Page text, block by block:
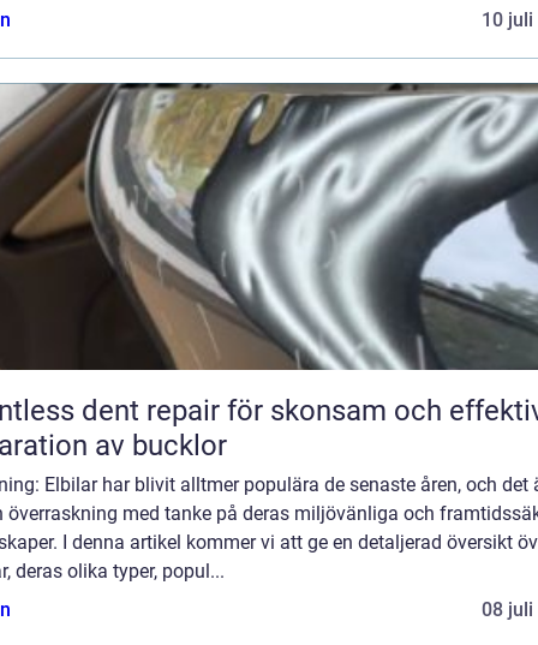
10 juli
dent repair för skonsam och
av bucklor
Elbilar har blivit alltmer populära de senaste åren, och det
överraskning med tanke på deras miljövänliga och
I denna artikel kommer vi att ge en detaljerad översikt
deras olika typer, popul...
08 juli